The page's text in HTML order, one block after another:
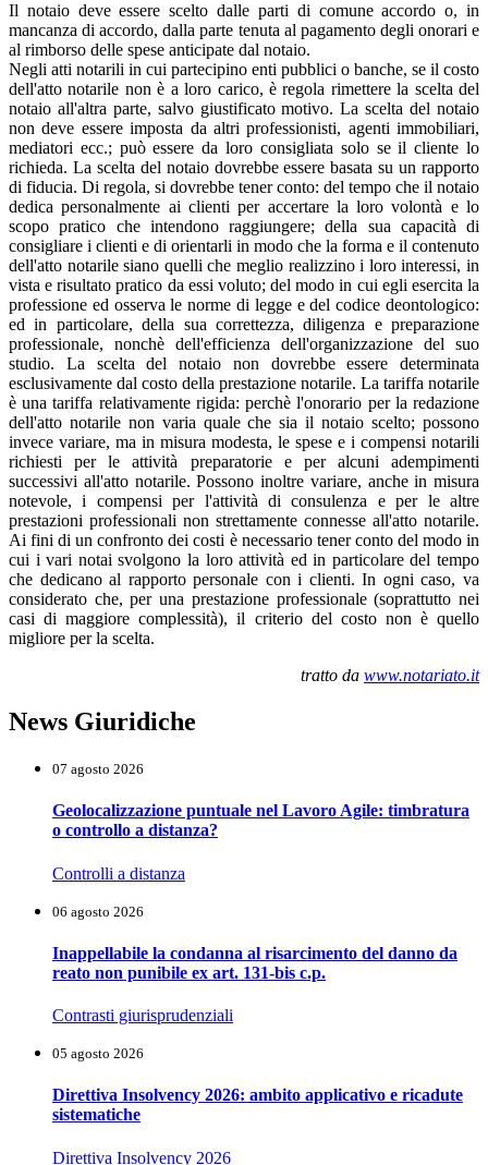
Il notaio deve essere scelto dalle parti di comune accordo o, in
mancanza di accordo, dalla parte tenuta al pagamento degli onorari e
al rimborso delle spese anticipate dal notaio.
Negli atti notarili in cui partecipino enti pubblici o banche, se il costo
dell'atto notarile non è a loro carico, è regola rimettere la scelta del
notaio all'altra parte, salvo giustificato motivo. La scelta del notaio
non deve essere imposta da altri professionisti, agenti immobiliari,
mediatori ecc.; può essere da loro consigliata solo se il cliente lo
richieda. La scelta del notaio dovrebbe essere basata su un rapporto
di fiducia. Di regola, si dovrebbe tener conto: del tempo che il notaio
dedica personalmente ai clienti per accertare la loro volontà e lo
scopo pratico che intendono raggiungere; della sua capacità di
consigliare i clienti e di orientarli in modo che la forma e il contenuto
dell'atto notarile siano quelli che meglio realizzino i loro interessi, in
vista e risultato pratico da essi voluto; del modo in cui egli esercita la
professione ed osserva le norme di legge e del codice deontologico:
ed in particolare, della sua correttezza, diligenza e preparazione
professionale, nonchè dell'efficienza dell'organizzazione del suo
studio. La scelta del notaio non dovrebbe essere determinata
esclusivamente dal costo della prestazione notarile. La tariffa notarile
è una tariffa relativamente rigida: perchè l'onorario per la redazione
dell'atto notarile non varia quale che sia il notaio scelto; possono
invece variare, ma in misura modesta, le spese e i compensi notarili
richiesti per le attività preparatorie e per alcuni adempimenti
successivi all'atto notarile. Possono inoltre variare, anche in misura
notevole, i compensi per l'attività di consulenza e per le altre
prestazioni professionali non strettamente connesse all'atto notarile.
Ai fini di un confronto dei costi è necessario tener conto del modo in
cui i vari notai svolgono la loro attività ed in particolare del tempo
che dedicano al rapporto personale con i clienti. In ogni caso, va
considerato che, per una prestazione professionale (soprattutto nei
casi di maggiore complessità), il criterio del costo non è quello
migliore per la scelta.
tratto da www.notariato.it
News Giuridiche
07 agosto 2026
Geolocalizzazione puntuale nel Lavoro Agile: timbratura
o controllo a distanza?
Controlli a distanza
06 agosto 2026
Inappellabile la condanna al risarcimento del danno da
reato non punibile ex art. 131-bis c.p.
Contrasti giurisprudenziali
05 agosto 2026
Direttiva Insolvency 2026: ambito applicativo e ricadute
sistematiche
Direttiva Insolvency 2026